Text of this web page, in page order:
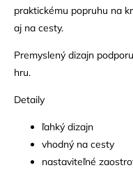
praktickému popruhu na
aj na cesty.
Premyslený dizajn
hru.
Detaily
ľahký dizajn
vhodný na cesty
nastaviteľné